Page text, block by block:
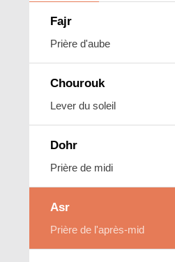
Fajr
Prière d'aube
Chourouk
Lever du soleil
Dohr
Prière de midi
Asr
Prière de l'après-mid